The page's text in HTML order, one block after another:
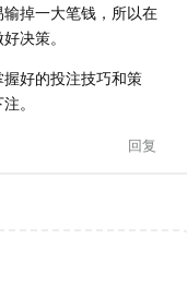
掉一大笔钱，所以在
决策。
好的投注技巧和策
。
回复